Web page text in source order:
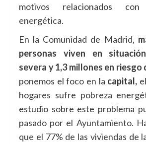
motivos relacionados
energética.
En la Comunidad de Madrid,
personas viven en
severa y 1,3 millones en riesgo
ponemos el foco en la capital,
hogares sufre pobreza
estudio sobre este problema
pasado por el Ayuntamiento.
que el 77% de las viviendas de